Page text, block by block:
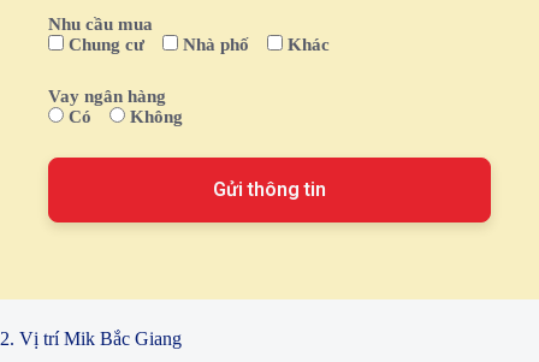
Nhu cầu mua
Chung cư
Nhà phố Khác
Vay ngân hàng
Có
Không
2. Vị trí Mik Bắc Giang